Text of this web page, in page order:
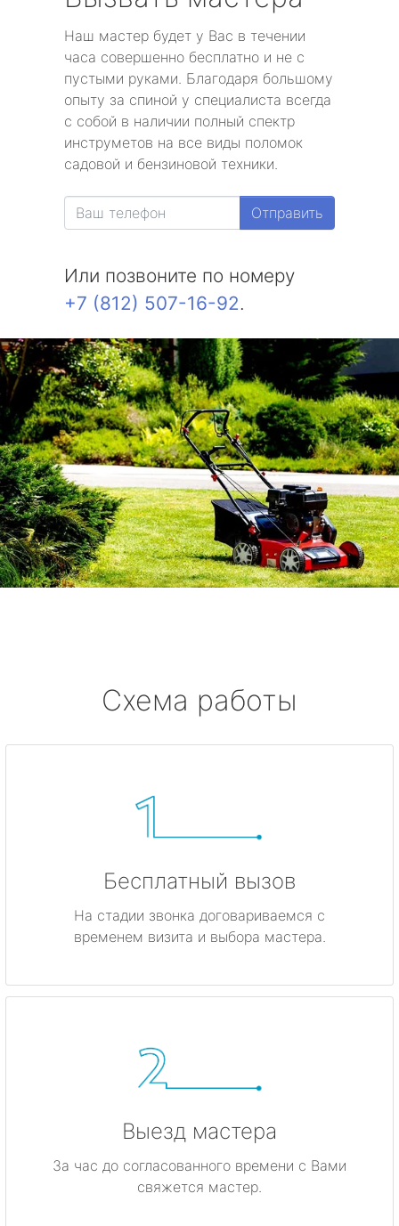
Наш мастер будет у Вас в течении
часа совершенно бесплатно и не с
пустыми руками. Благодаря большому
опыту за спиной у специалиста всегда
с собой в наличии полный спектр
инструметов на все виды поломок
садовой и бензиновой техники.
Отправить
Или позвоните по номеру
+7 (812) 507-16-92.
Схема работы
Бесплатный вызов
На стадии звонка договариваемся с
временем визита и выбора мастера.
Выезд мастера
За час до согласованного времени с Вами
свяжется мастер.